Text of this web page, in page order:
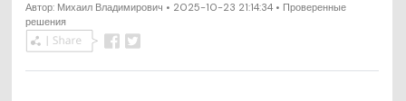
Автор:Михаил Владимирович • 2025-10-23 21:14:34 • Проверенные
решения